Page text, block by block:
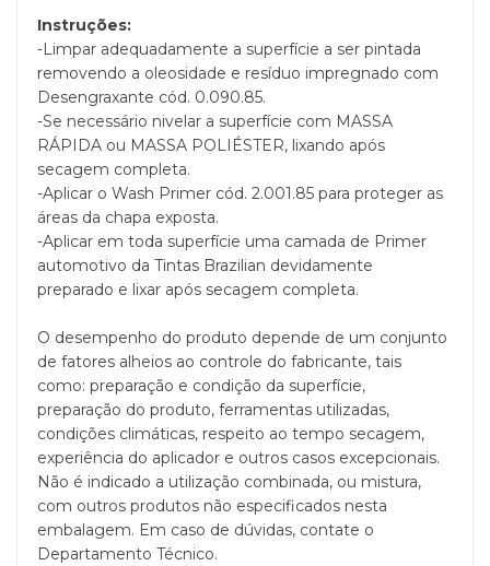
Instruções:
-Limpar adequadamente a superfície a ser pintada
removendo a oleosidade e resíduo impregnado com
Desengraxante cód. 0.090.85.
-Se necessário nivelar a superfície com MASSA
RÁPIDA ou MASSA POLIÉSTER, lixando após
secagem completa.
-Aplicar o Wash Primer cód. 2.001.85 para proteger as
áreas da chapa exposta.
-Aplicar em toda superfície uma camada de Primer
automotivo da Tintas Brazilian devidamente
preparado e lixar após secagem completa.
O desempenho do produto depende de um conjunto
de fatores alheios ao controle do fabricante, tais
como: preparação e condição da superfície,
preparação do produto, ferramentas utilizadas,
condições climáticas, respeito ao tempo secagem,
experiência do aplicador e outros casos excepcionais.
Não é indicado a utilização combinada, ou mistura,
com outros produtos não especificados nesta
embalagem. Em caso de dúvidas, contate o
Departamento Técnico.